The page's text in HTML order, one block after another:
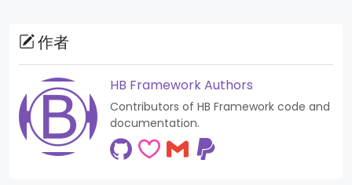
作者
HB Framework Authors
Contributors of HB Framework code and
documentation.